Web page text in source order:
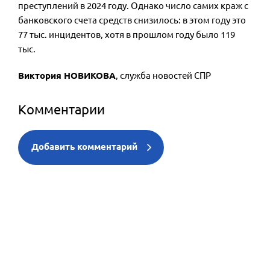
преступлений в 2024 году. Однако число самих краж с
банковского счета средств снизилось: в этом году это
77 тыс. инцидентов, хотя в прошлом году было 119
тыс.
Виктория НОВИКОВА, служба новостей СПР
Комментарии
Добавить комментарий